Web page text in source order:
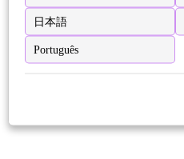
日本語
Português